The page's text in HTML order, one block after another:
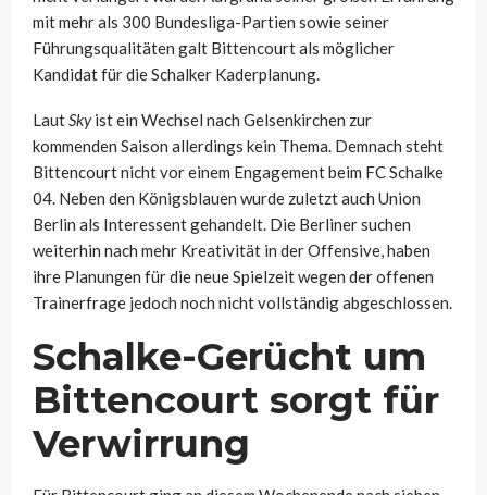
mit mehr als 300 Bundesliga-Partien sowie seiner
Führungsqualitäten galt Bittencourt als möglicher
Kandidat für die Schalker Kaderplanung.
LautSkyist ein Wechsel nach Gelsenkirchen zur
kommenden Saison allerdings kein Thema. Demnach steht
Bittencourt nicht vor einem Engagement beim FC Schalke
04. Neben den Königsblauen wurde zuletzt auch Union
Berlin als Interessent gehandelt. Die Berliner suchen
weiterhin nach mehr Kreativität in der Offensive, haben
ihre Planungen für die neue Spielzeit wegen der offenen
Trainerfrage jedoch noch nicht vollständig abgeschlossen.
Schalke-Gerücht um
Bittencourt sorgt für
Verwirrung